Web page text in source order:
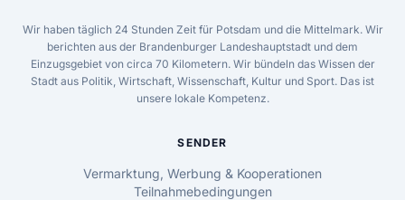
Wir haben täglich 24 Stunden Zeit für Potsdam und die Mittelmark. Wir
berichten aus der Brandenburger Landeshauptstadt und dem
Einzugsgebiet von circa 70 Kilometern. Wir bündeln das Wissen der
Stadt aus Politik, Wirtschaft, Wissenschaft, Kultur und Sport. Das ist
unsere lokale Kompetenz.
SENDER
Vermarktung, Werbung & Kooperationen
Teilnahmebedingungen